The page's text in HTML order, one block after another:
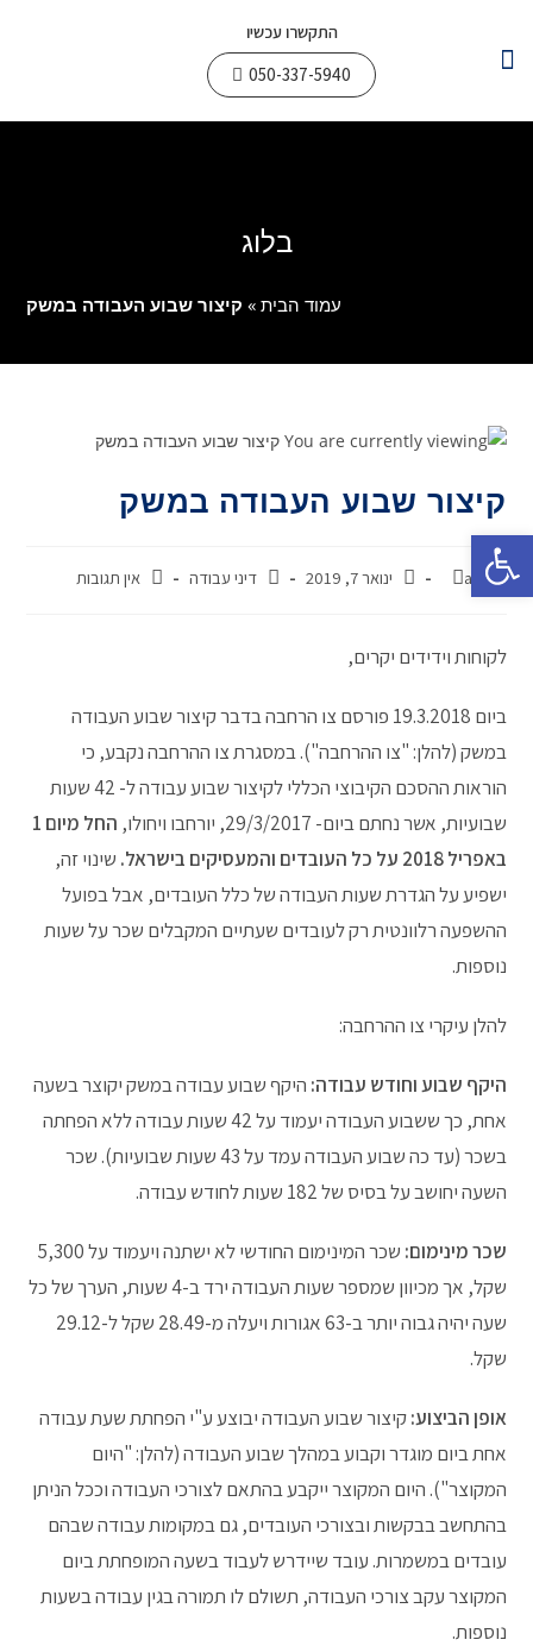
התקשרו עכשיו
050-337-5940
בלוג
עמוד הבית» קיצור שבוע העבודה במשק
קיצור שבוע העבודה במשק
admin ינואר 7, 2019 דיני עבודה אין תגובות
לקוחות וידידים יקרים,
ביום 19.3.2018 פורסם צו הרחבה בדבר קיצור שבוע העבודה
במשק (להלן: "צו ההרחבה"). במסגרת צו ההרחבה נקבע, כי
הוראות ההסכם הקיבוצי הכללי לקיצור שבוע עבודה ל- 42 שעות
שבועיות, אשר נחתם ביום- 29/3/2017, יורחבו ויחולו,
החל מיום 1
באפריל 2018 על כל העובדים והמעסיקים בישראל.
שינוי זה,
ישפיע על הגדרת שעות העבודה של כלל העובדים, אבל בפועל
ההשפעה רלוונטית רק לעובדים שעתיים המקבלים שכר על שעות
נוספות.
להלן עיקרי צו ההרחבה:
היקף שבוע וחודש עבודה: היקף שבוע עבודה במשק יקוצר בשעה
אחת, כך ששבוע העבודה יעמוד על 42 שעות עבודה ללא הפחתה
בשכר (עד כה שבוע העבודה עמד על 43 שעות שבועיות). שכר
השעה יחושב על בסיס של 182 שעות לחודש עבודה.
שכר מינימום:
שכר המינימום החודשי לא ישתנה ויעמוד על 5,300
שקל, אך מכיוון שמספר שעות העבודה ירד ב-4 שעות, הערך של כל
שעה יהיה גבוה יותר ב-63 אגורות ויעלה מ-28.49 שקל ל-29.12
שקל.
אופן הביצוע:קיצור שבוע העבודה יבוצע ע"י הפחתת שעת עבודה
אחת ביום מוגדר וקבוע במהלך שבוע העבודה (להלן: "היום
המקוצר"). היום המקוצר ייקבע בהתאם לצורכי העבודה וככל הניתן
בהתחשב בבקשות ובצורכי העובדים, גם במקומות עבודה שבהם
עובדים במשמרות. עובד שיידרש לעבוד בשעה המופחתת ביום
המקוצר עקב צורכי העבודה, תשולם לו תמורה בגין עבודה בשעות
נוספות.
פתח סרגל נגישות